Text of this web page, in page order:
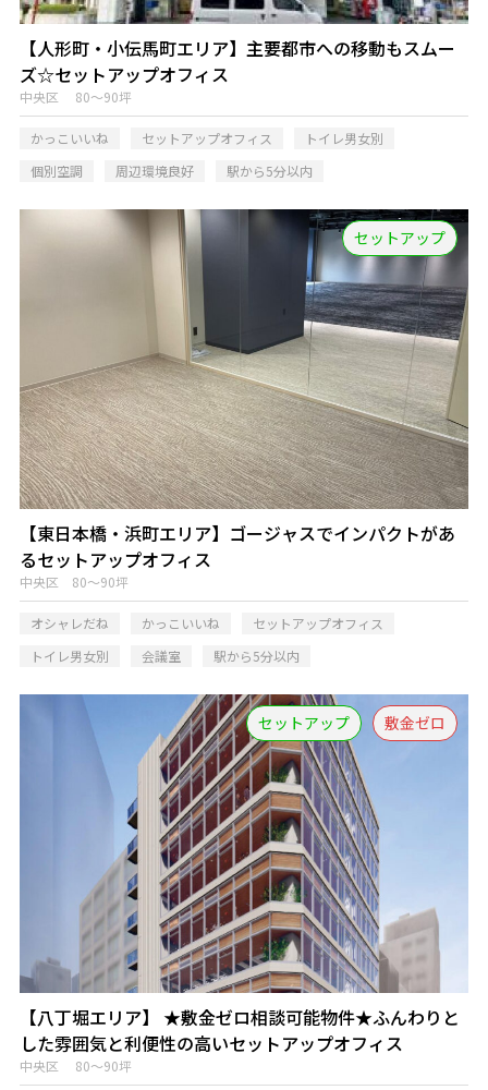
【人形町・小伝馬町エリア】主要都市への移動もスムー
ズ☆セットアップオフィス
中央区 80～90坪
かっこいいね セットアップオフィス
トイレ男女別
個別空調
周辺環境良好 駅から5分以内
セットアップ
【東日本橋・浜町エリア】ゴージャスでインパクトがあ
るセットアップオフィス
中央区 80～90坪
オシャレだね かっこいいね
セットアップオフィス
トイレ男女別
会議室 駅から5分以内
セットアップ 敷金ゼロ
【八丁堀エリア】 ★敷金ゼロ相談可能物件★ふんわりと
した雰囲気と利便性の高いセットアップオフィス
中央区 80～90坪